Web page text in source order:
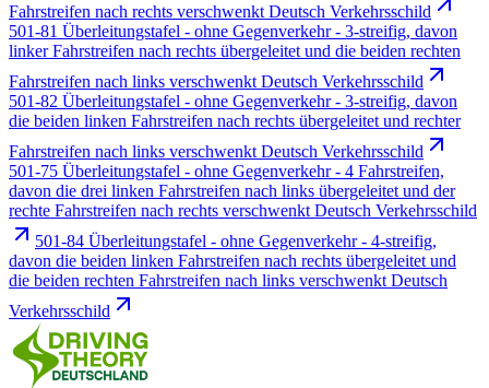
Fahrstreifen nach rechts verschwenkt Deutsch Verkehrsschild
501-81 Überleitungstafel - ohne Gegenverkehr - 3-streifig, davon
linker Fahrstreifen nach rechts übergeleitet und die beiden rechten
Fahrstreifen nach links verschwenkt Deutsch Verkehrsschild
501-82 Überleitungstafel - ohne Gegenverkehr - 3-streifig, davon
die beiden linken Fahrstreifen nach rechts übergeleitet und rechter
Fahrstreifen nach links verschwenkt Deutsch Verkehrsschild
501-75 Überleitungstafel - ohne Gegenverkehr - 4 Fahrstreifen,
davon die drei linken Fahrstreifen nach links übergeleitet und der
rechte Fahrstreifen nach rechts verschwenkt Deutsch Verkehrsschild
501-84 Überleitungstafel - ohne Gegenverkehr - 4-streifig,
davon die beiden linken Fahrstreifen nach rechts übergeleitet und
die beiden rechten Fahrstreifen nach links verschwenkt Deutsch
Verkehrsschild